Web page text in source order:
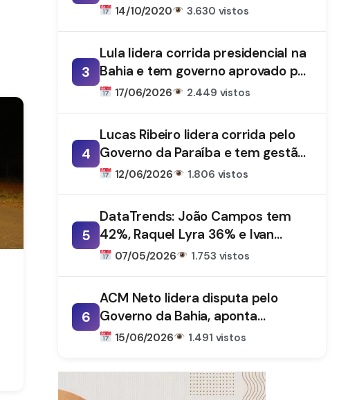
14/10/2020 3.630 vistos
3
Lula lidera corrida presidencial na
Bahia e tem governo aprovado por
61%, aponta DataTrends
17/06/2026 2.449 vistos
4
Lucas Ribeiro lidera corrida pelo
Governo da Paraíba e tem gestão
aprovada por 66%, aponta
12/06/2026 1.806 vistos
5
DataTrends: João Campos tem
42%, Raquel Lyra 36% e Ivan
Moraes 1%
07/05/2026 1.753 vistos
6
ACM Neto lidera disputa pelo
Governo da Bahia, aponta
DataTrends
15/06/2026 1.491 vistos